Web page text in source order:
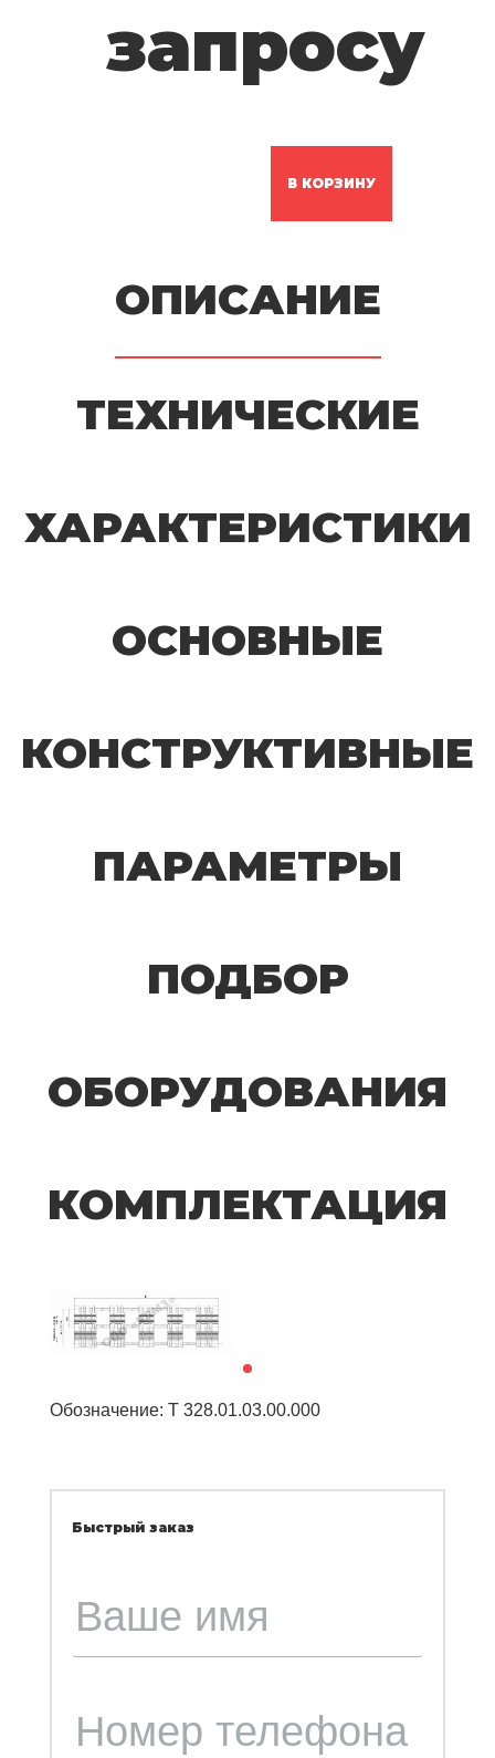
запросу
В КОРЗИНУ
ОПИСАНИЕ
ТЕХНИЧЕСКИЕ
ХАРАКТЕРИСТИКИ
ОСНОВНЫЕ
КОНСТРУКТИВНЫЕ
ПАРАМЕТРЫ
ПОДБОР
ОБОРУДОВАНИЯ
КОМПЛЕКТАЦИЯ
Обозначение: Т 328.01.03.00.000
Быстрый заказ